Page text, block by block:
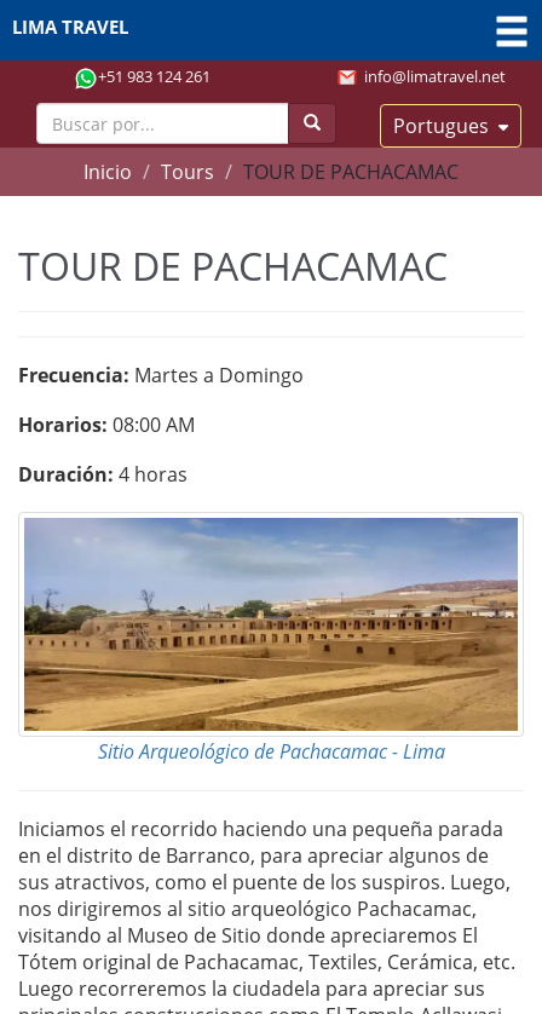
+51 983 124 261 info@limatravel.net
Portugues
LIMA TRAVEL
Inicio Tours TOUR DE PACHACAMAC
TOUR DE PACHACAMAC
Frecuencia: Martes a Domingo
Horarios: 08:00 AM
Duración: 4 horas
Sitio Arqueológico de Pachacamac - Lima
Iniciamos el recorrido haciendo una pequeña parada
en el distrito de Barranco, para apreciar algunos de
sus atractivos, como el puente de los suspiros. Luego,
nos dirigiremos al sitio arqueológico Pachacamac,
visitando al Museo de Sitio donde apreciaremos El
Tótem original de Pachacamac, Textiles, Cerámica, etc.
Luego recorreremos la ciudadela para apreciar sus